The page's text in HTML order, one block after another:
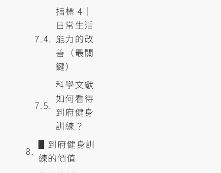
指標 4｜
日常生活
能力的改
善（最關
鍵）
科學文獻
如何看待
到府健身
訓練？
▋到府健身訓
練的價值